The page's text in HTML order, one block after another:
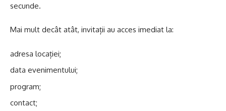
secunde.
Mai mult decât atât, invitații au acces imediat la:
adresa locației;
data evenimentului;
program;
contact;